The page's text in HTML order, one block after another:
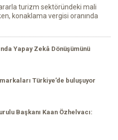
turizm sektöründeki mali
konaklama vergisi oranında
Yapay Zekâ Dönüşümünü
Türkiye’de buluşuyor
Başkanı Kaan Özhelvacı: